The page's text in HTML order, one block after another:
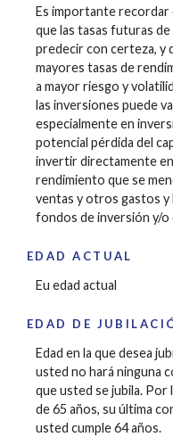
Es importante
que las tasas futuras
predecir con certeza, y
mayores tasas de
a mayor riesgo y
las inversiones puede
especialmente en
potencial pérdida del
invertir directamente
rendimiento que se
ventas y otros gastos
fondos de inversión y/o
EDAD ACTUAL
Eu edad actual
EDAD DE
Edad en la que desea
usted no hará ninguna
que usted se jubila. Por
de 65 años, su última
usted cumple 64 años.